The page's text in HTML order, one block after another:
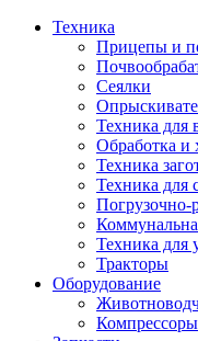
Техника
Прицепы и
Сеялки
Техника для
Обработка и
Техника
Техника для
Погрузочно-
Техника для
Тракторы
Оборудование
Компрессоры